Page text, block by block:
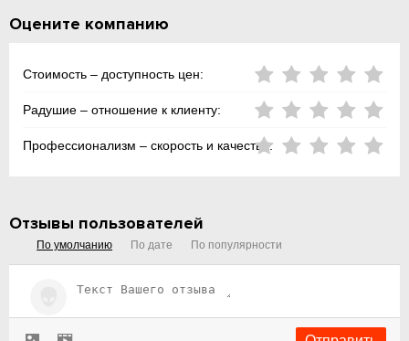
Оцените компанию
Стоимость – доступность цен:
Радушие – отношение к клиенту:
Профессионализм – скорость и качество:
Отзывы пользователей
По умолчанию По дате По популярности